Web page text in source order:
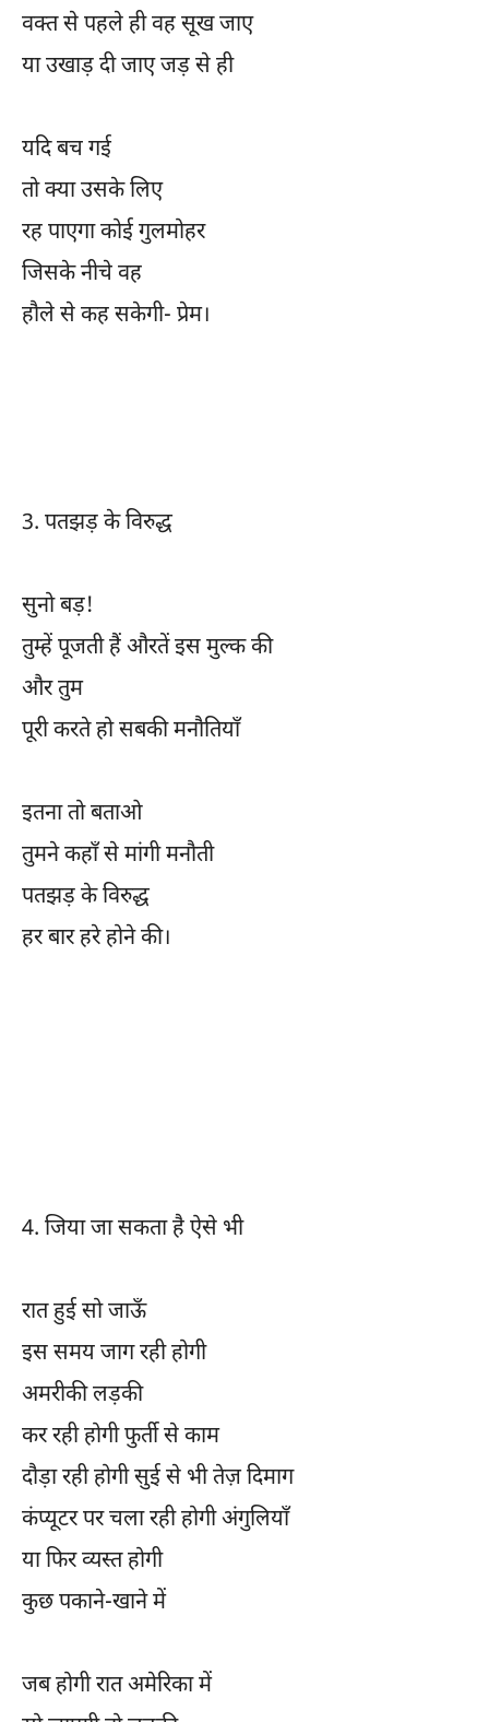
वक्त से पहले ही वह सूख जाए
या उखाड़ दी जाए जड़ से ही
यदि बच गई
तो क्या उसके लिए
रह पाएगा कोई गुलमोहर
जिसके नीचे वह
हौले से कह सकेगी- प्रेम।
3. पतझड़ के विरुद्ध
सुनो बड़!
तुम्हें पूजती हैं औरतें इस मुल्क की
और तुम
पूरी करते हो सबकी मनौतियाँ
इतना तो बताओ
तुमने कहाँ से मांगी मनौती
पतझड़ के विरुद्ध
हर बार हरे होने की।
4. जिया जा सकता है ऐसे भी
रात हुई सो जाऊँ
इस समय जाग रही होगी
अमरीकी लड़की
कर रही होगी फुर्ती से काम
दौड़ा रही होगी सुई से भी तेज़ दिमाग
कंप्यूटर पर चला रही होगी अंगुलियाँ
या फिर व्यस्त होगी
कुछ पकाने-खाने में
जब होगी रात अमेरिका में